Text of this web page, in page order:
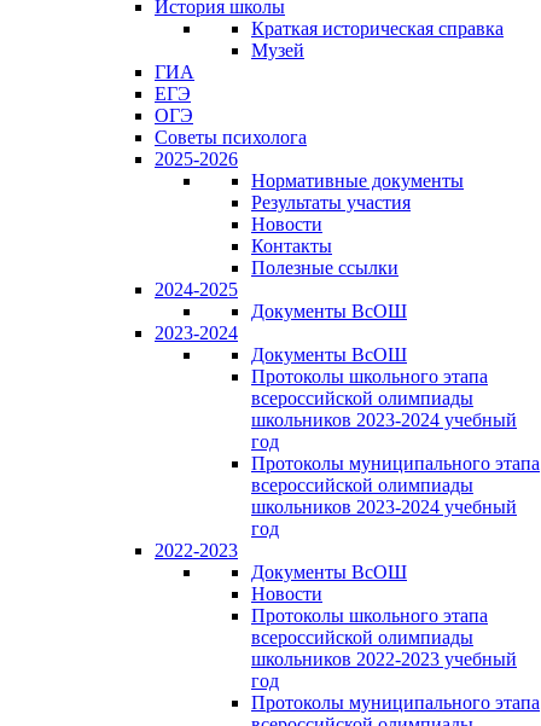
История школы
Краткая историческая справка
Музей
ГИА
ЕГЭ
ОГЭ
Советы психолога
2025-2026
Нормативные документы
Результаты участия
Новости
Контакты
Полезные ссылки
2024-2025
Документы ВсОШ
2023-2024
Документы ВсОШ
Протоколы школьного этапа
всероссийской олимпиады
школьников 2023-2024 учебный
год
Протоколы муниципального этапа
всероссийской олимпиады
школьников 2023-2024 учебный
год
2022-2023
Документы ВсОШ
Новости
Протоколы школьного этапа
всероссийской олимпиады
школьников 2022-2023 учебный
год
Протоколы муниципального этапа